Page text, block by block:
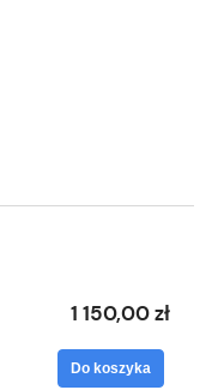
1 150,00 zł
Do koszyka